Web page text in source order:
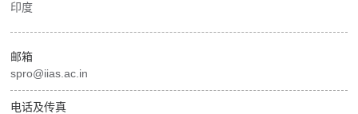
印度
邮箱
spro@iias.ac.in
电话及传真